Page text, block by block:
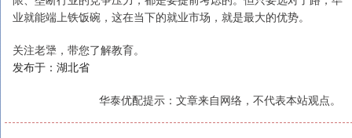
业就能端上铁饭碗，这在当下的就业市场，就是最大的优势。
关注老犟，带您了解教育。
发布于：湖北省
华泰优配提示：文章来自网络，不代表本站观点。